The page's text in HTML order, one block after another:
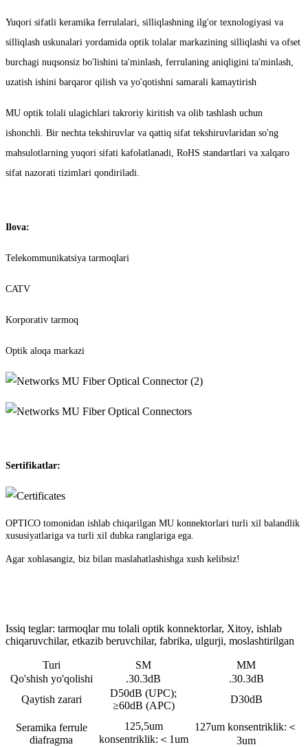
Yuqori sifatli keramika ferrulalari, silliqlashning ilg'or texnologiyasi va
silliqlash uskunalari yordamida optik tolalar markazining silliqlashi va ofset
burchagi nuqsonsiz bo'lishini ta'minlash, ferrulaning aniqligini ta'minlash,
uzatish ishini barqaror qilish va yo'qotishni samarali kamaytirish
MU optik tolali ulagichlari takroriy kiritish va olib tashlash uchun
ishonchli. Bir nechta tekshiruvlar va qattiq sifat tekshiruvlaridan so'ng
mahsulotlarning yuqori sifati kafolatlanadi, RoHS standartlari va xalqaro
sifat nazorati tizimlari qondiriladi.
Ilova:
Telekommunikatsiya tarmoqlari
CATV
Korporativ tarmoq
Optik aloqa markazi
Sertifikatlar:
OPTICO tomonidan ishlab chiqarilgan MU konnektorlari turli xil balandlik
xususiyatlariga va turli xil dubka ranglariga ega.
Agar xohlasangiz, biz bilan maslahatlashishga xush kelibsiz!
Issiq teglar: tarmoqlar mu tolali optik konnektorlar, Xitoy, ishlab
chiqaruvchilar, etkazib beruvchilar, fabrika, ulgurji, moslashtirilgan
Turi SM
MM
Qo'shish yo'qolishi
.30.3dB
.30.3dB
Qaytish zarari
D50dB (UPC);
≥60dB (APC)
D30dB
Seramika ferrule
diafragma
125,5um
konsentriklik: ＜ 1um
127um konsentriklik: ＜
3um